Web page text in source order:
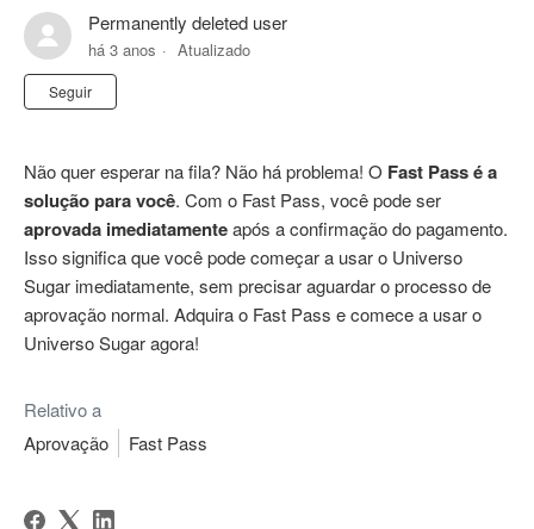
Permanently deleted user
há 3 anos Atualizado
Seguir
Não quer esperar na fila? Não há problema! O Fast Pass é a
solução para você. Com o Fast Pass, você pode ser
aprovada imediatamenteapós a confirmação do pagamento.
Isso significa que você pode começar a usar o Universo
Sugar imediatamente, sem precisar aguardar o processo de
aprovação normal. Adquira o Fast Pass e comece a usar o
Universo Sugar agora!
Relativo a
Aprovação
Fast Pass